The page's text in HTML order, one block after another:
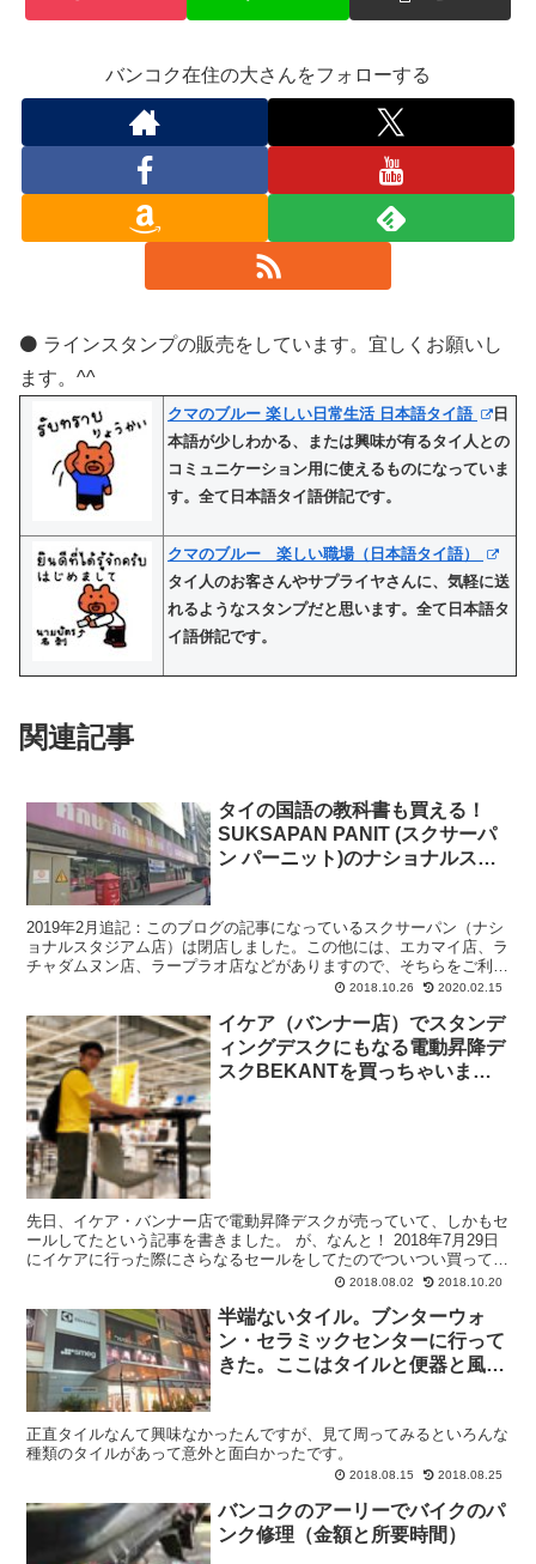
バンコク在住の大さんをフォローする
⚫️ ラインスタンプの販売をしています。宜しくお願いし
ます。^^
クマのブルー 楽しい日常生活 日本語タイ語
日
本語が少しわかる、または興味が有るタイ人との
コミュニケーション用に使えるものになっていま
す。全て日本語タイ語併記です。
クマのブルー 楽しい職場（日本語タイ語）
タイ人のお客さんやサプライヤさんに、気軽に送
れるようなスタンプだと思います。全て日本語タ
イ語併記です。
関連記事
タイの国語の教科書も買える！
SUKSAPAN PANIT (スクサーパ
ン パーニット)のナショナルスタ
2019年2月追記：このブログの記事になっているスクサーパン（ナシ
ョナルスタジアム店）は閉店しました。この他には、エカマイ店、ラ
チャダムヌン店、ラープラオ店などがありますので、そちらをご利用
ください。BTSを利用されるならエカマイ店が便利か...
2018.10.26 2020.02.15
イケア（バンナー店）でスタンデ
ィングデスクにもなる電動昇降デ
スクBEKANTを買っちゃいまし
先日、イケア・バンナー店で電動昇降デスクが売っていて、しかもセ
ールしてたという記事を書きました。 が、なんと！ 2018年7月29日
にイケアに行った際にさらなるセールをしてたのでついつい買ってし
まいました。 衝動買いというやつですね！ ほん...2018.08.02 2018.10.20
半端ないタイル。ブンターウォ
ン・セラミックセンターに行って
きた。ここはタイルと便器と風呂
正直タイルなんて興味なかったんですが、見て周ってみるといろんな
種類のタイルがあって意外と面白かったです。
2018.08.15 2018.08.25
バンコクのアーリーでバイクのパ
ンク修理（金額と所要時間）